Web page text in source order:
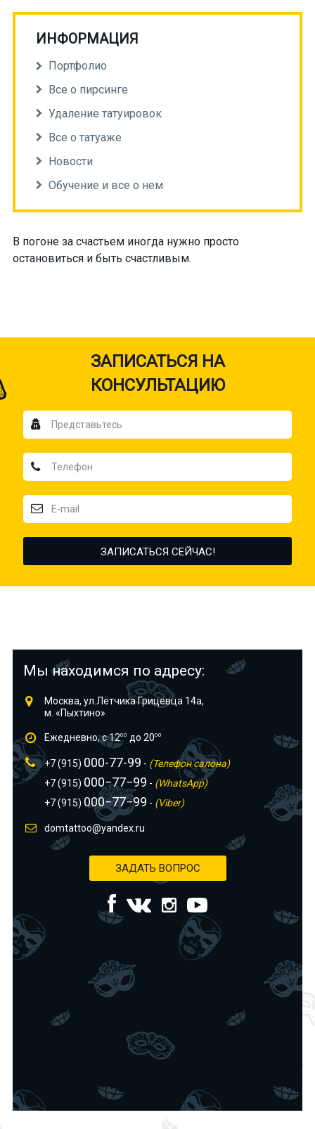
ИНФОРМАЦИЯ
Портфолио
Все о пирсинге
Удаление татуировок
Все о татуаже
Новости
Обучение и все о нем
В погоне за счастьем иногда нужно просто
остановиться и быть счастливым.
ЗАПИСАТЬСЯ НА
КОНСУЛЬТАЦИЮ
Мы находимся по адресу:
Москва, ул.Лётчика Грицевца 14а,
м. «Пыхтино»
Ежедневно, с 1200 до 2000
+7 (915) 000-77-99 - (Телефон салона)
+7 (915) 000−77−99 - (WhatsApp)
+7 (915) 000−77−99 - (Viber)
domtattoo@yandex.ru
ЗАДАТЬ ВОПРОС